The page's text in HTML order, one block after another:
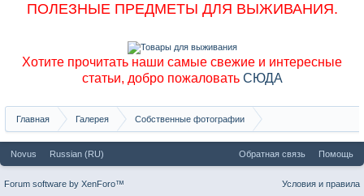
ПОЛЕЗНЫЕ ПРЕДМЕТЫ ДЛЯ ВЫЖИВАНИЯ.
Хотите прочитать наши самые свежие и интересные
статьи, добро пожаловать СЮДА
Главная Галерея Собственные фотографии
Торгашинская пещера (окрестности Красноярска), фото Игоря Орловского
Novus Russian (RU) Обратная связь Помощь
Условия и правила
Forum software by XenForo™